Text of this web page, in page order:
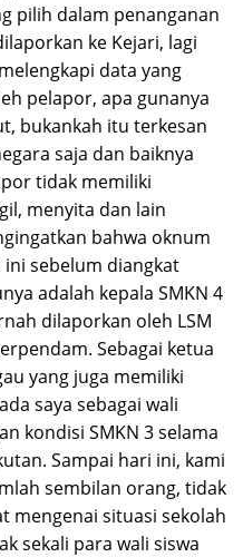
pilih dalam penanganan
ke Kejari, lagi
data yang
pelapor, apa gunanya
bukankah itu terkesan
saja dan baiknya
tidak memiliki
menyita dan lain
bahwa oknum
ini sebelum diangkat
adalah kepala SMKN 4
dilaporkan oleh LSM
Sebagai ketua
yang juga memiliki
saya sebagai wali
kondisi SMKN 3 selama
Sampai hari ini, kami
sembilan orang, tidak
mengenai situasi sekolah
sekali para wali siswa